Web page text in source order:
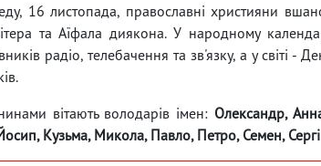
16 листопада, православні християни
та Аїфала диякона. У народному
радіо, телебачення та зв'язку, а у світі -
вітають володарів імен: Олександр,
Кузьма, Микола, Павло, Петро, ​​Семен,